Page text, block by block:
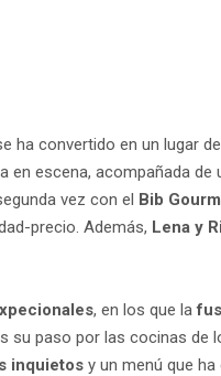
ha convertido en un lugar
escena, acompañada
vez con el Bib
precio. Además, Lena y
, en los que la
su paso por las cocinas de
inquietos y un menú que